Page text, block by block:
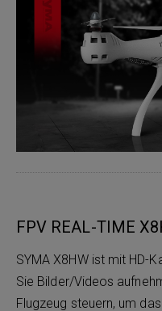
FPV REAL-TIME
SYMA X8HW ist mit HD-
Sie Bilder/Videos
Flugzeug steuern, um